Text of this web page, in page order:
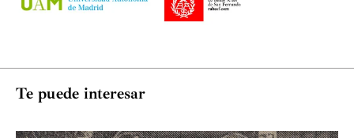
Te puede interesar